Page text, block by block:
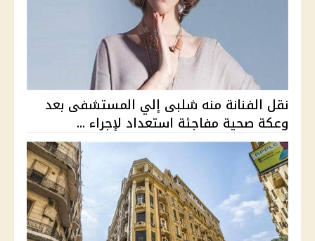
نقل الفنانة منه شلبى إلي المستشفى بعد
وعكة صحية مفاجئة استعداد لإجراء ...